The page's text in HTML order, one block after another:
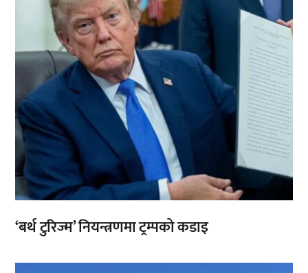
‘बर्थ टुरिज्म’ नियन्त्रणमा ट्रम्पको कडाइ